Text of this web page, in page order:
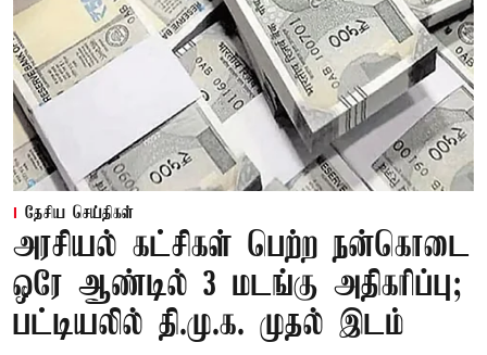
தேசிய செய்திகள்
அரசியல் கட்சிகள் பெற்ற நன்கொடை
ஒரே ஆண்டில் 3 மடங்கு அதிகரிப்பு;
பட்டியலில் தி.மு.க. முதல் இடம்